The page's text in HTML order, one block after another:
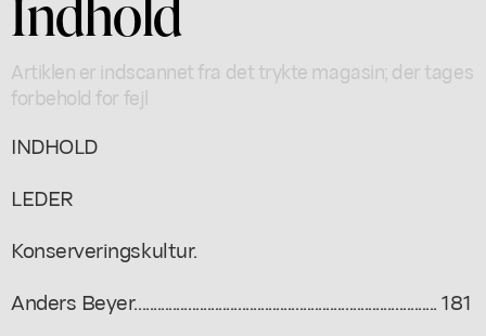
Artiklen er indscannet fra det trykte magasin; der tages
forbehold for fejl
INDHOLD
LEDER
Konserveringskultur.
Anders Beyer............................................................................... 181